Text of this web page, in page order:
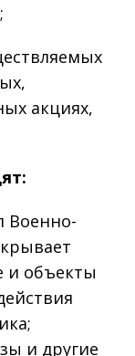
акциях,
Военно-
и объекты
и другие